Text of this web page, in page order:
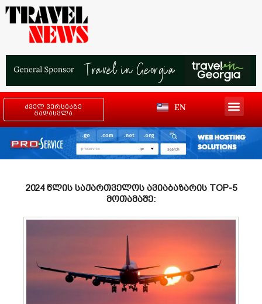
ძველ ვერსიაზე
გადასვლა
EN
2024 წლის საქართველოს ავიაბაზარის TOP-5
მოთამაშე: